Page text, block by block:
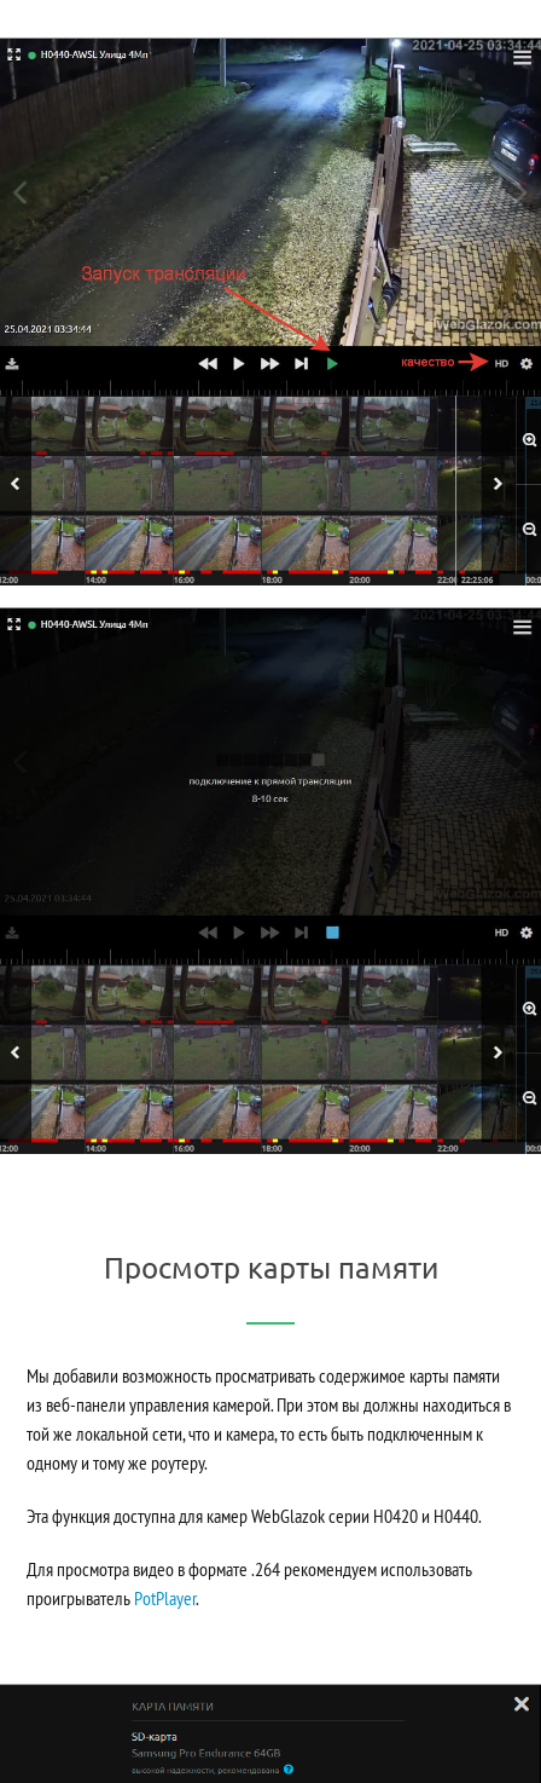
Просмотр карты памяти
Мы добавили возможность просматривать содержимое карты памяти
из веб-панели управления камерой. При этом вы должны находиться в
той же локальной сети, что и камера, то есть быть подключенным к
одному и тому же роутеру.
Эта функция доступна для камер WebGlazok серии H0420 и H0440.
Для просмотра видео в формате .264 рекомендуем использовать
проигрыватель PotPlayer.